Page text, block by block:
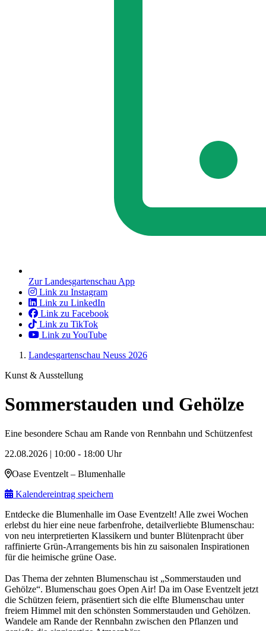
Zur Landesgartenschau App
Link zu Instagram
Link zu LinkedIn
Link zu Facebook
Link zu TikTok
Link zu YouTube
Landesgartenschau Neuss 2026
Kunst & Ausstellung
Sommerstauden und Gehölze
Eine besondere Schau am Rande von Rennbahn und Schützenfest
22.08.2026 | 10:00 - 18:00 Uhr
Oase Eventzelt – Blumenhalle
Kalendereintrag speichern
Entdecke die Blumenhalle im Oase Eventzelt! Alle zwei Wochen
erlebst du hier eine neue farbenfrohe, detailverliebte Blumenschau:
von neu interpretierten Klassikern und bunter Blütenpracht über
raffinierte Grün-Arrangements bis hin zu saisonalen Inspirationen
für die heimische grüne Oase.
Das Thema der zehnten Blumenschau ist „Sommerstauden und
Gehölze“. Blumenschau goes Open Air! Da im Oase Eventzelt jetzt
die Schützen feiern, präsentiert sich die elfte Blumenschau unter
freiem Himmel mit den schönsten Sommerstauden und Gehölzen.
Wandele am Rande der Rennbahn zwischen den Pflanzen und